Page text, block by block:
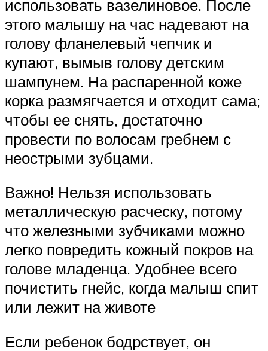
использовать вазелиновое. После
этого малышу на час надевают на
голову фланелевый чепчик и
купают, вымыв голову детским
шампунем. На распаренной коже
корка размягчается и отходит сама;
чтобы ее снять, достаточно
провести по волосам гребнем с
неострыми зубцами.
Важно! Нельзя использовать
металлическую расческу, потому
что железными зубчиками можно
легко повредить кожный покров на
голове младенца. Удобнее всего
почистить гнейс, когда малыш спит
или лежит на животе
Если ребенок бодрствует, он